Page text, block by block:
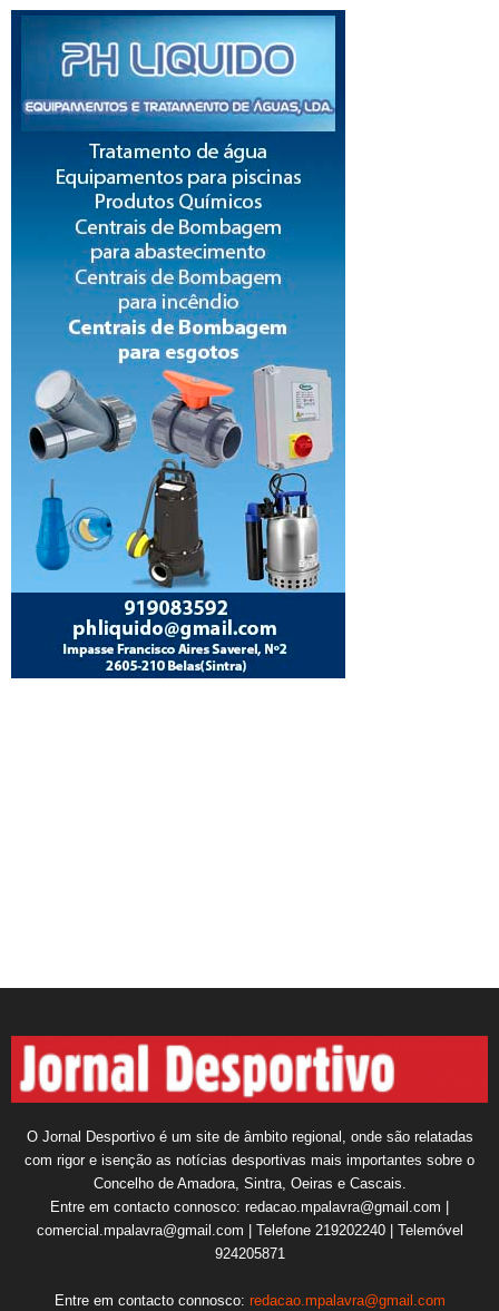
O Jornal Desportivo é um site de âmbito regional, onde são relatadas
com rigor e isenção as notícias desportivas mais importantes sobre o
Concelho de Amadora, Sintra, Oeiras e Cascais.
Entre em contacto connosco: redacao.mpalavra@gmail.com |
comercial.mpalavra@gmail.com | Telefone 219202240 | Telemóvel
924205871
Entre em contacto connosco: redacao.mpalavra@gmail.com